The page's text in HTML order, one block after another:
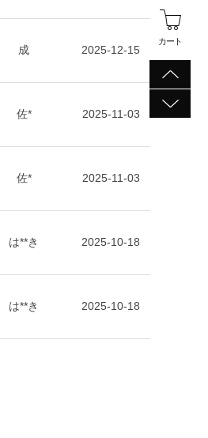
カート
成 2025-12-15
佐* 2025-11-03
佐* 2025-11-03
は**き 2025-10-18
は**き 2025-10-18